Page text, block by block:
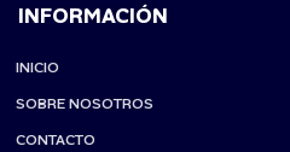
INFORMACIÓN
INICIO
SOBRE NOSOTROS
CONTACTO